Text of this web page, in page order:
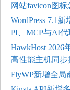
网站favicon图
WordPress 7.1
PI、MCP与AI代
HawkHost 2026
高性能主机同步
FlyWP新增全局